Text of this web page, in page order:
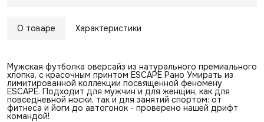
О товаре Характеристики
Мужская футболка оверсайз из натурального премиального
хлопка, с красочным принтом ESCAPE Рано Умирать из
лимитированной коллекции посвященной феномену
ESCAPE. Подходит для мужчин и для женщин, как для
повседневной носки, так и для занятий спортом: от
фитнеса и йоги до автогонок - проверено нашей дрифт
командой!